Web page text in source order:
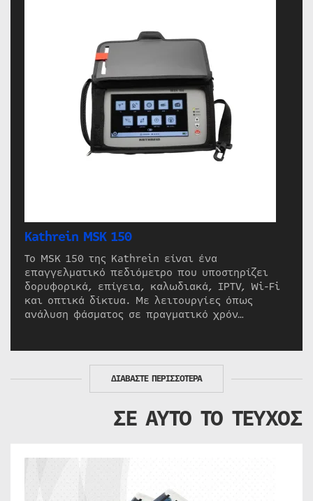
Kathrein MSK 150
Το MSK 150 της Kathrein είναι ένα
επαγγελματικό πεδιόμετρο που υποστηρίζει
δορυφορικά, επίγεια, καλωδιακά, IPTV, Wi-Fi
και οπτικά δίκτυα. Με λειτουργίες όπως
ανάλυση φάσματος σε πραγματικό χρόν…
ΔΙΑΒΑΣΤΕ ΠΕΡΙΣΣΟΤΕΡΑ
ΣΕ ΑΥΤΟ ΤΟ ΤΕΥΧΟΣ